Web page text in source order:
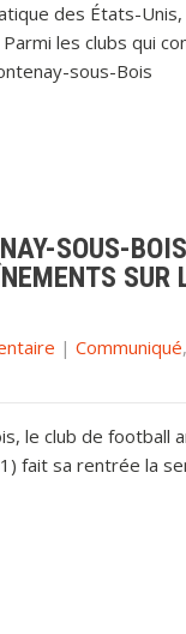
des États-Unis,
les clubs qui
sous-Bois
SOUS-BOIS
SUR
| Communiqué,
le club de football
fait sa rentrée la